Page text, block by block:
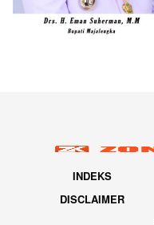
INDEKS
DISCLAIMER